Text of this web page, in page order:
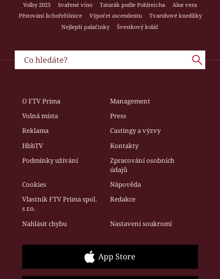
Volby 2025
Svařené víno Tatarák podle Pohlreicha
Aloe vera
Pěstování lichořeřišnice
Výpočet ascendentu
Tvarohové knedlíky
Nejlepší palačinky
Švestkový koláč
O FTV Prima
Management
Volná místa
Press
Reklama
Castingy a výzvy
HbbTV
Kontakty
Podmínky užívání
Zpracování osobních
údajů
Cookies
Nápověda
Vlastník FTV Prima spol.
s r.o.
Redakce
Nahlásit chybu Nastavení soukromí
App Store